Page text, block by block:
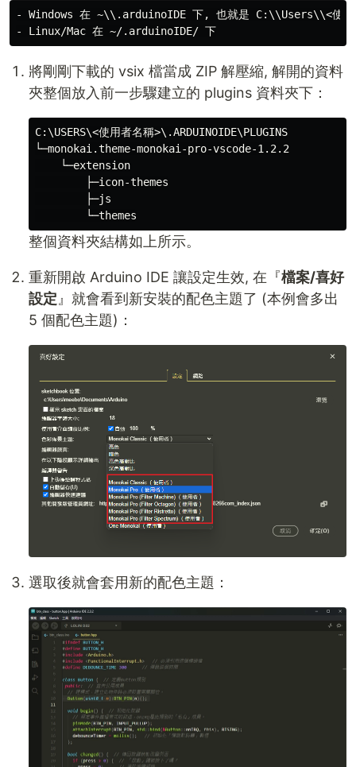
- Windows 在 ~\\.arduinoIDE 下, 也就是 C:\\Users\\<使
將剛剛下載的 vsix 檔當成 ZIP 解壓縮, 解開的資料
夾整個放入前一步驟建立的 plugins 資料夾下：
C:\USERS\<使用者名稱>\.ARDUINOIDE\PLUGINS
└─monokai.theme-monokai-pro-vscode-1.2.2
    └─extension
        ├─icon-themes
        ├─js
整個資料夾結構如上所示。
重新開啟 Arduino IDE 讓設定生效, 在『檔案/喜好
設定 』就會看到新安裝的配色主題了 (本例會多出
5 個配色主題)：
選取後就會套用新的配色主題：